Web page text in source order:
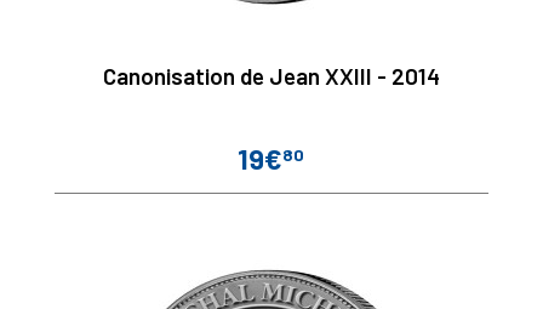
Canonisation de Jean XXIII - 2014
Prix
19€80